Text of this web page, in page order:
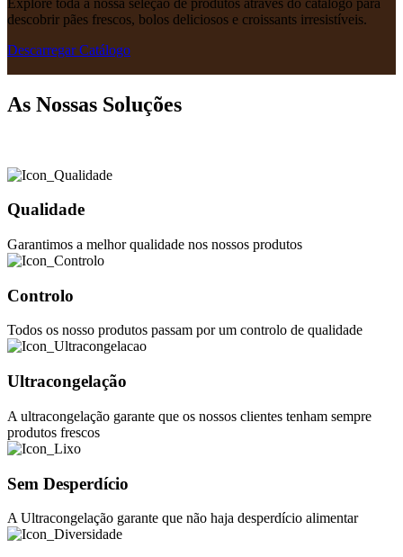
descobrir pães frescos, bolos deliciosos e croissants irresistíveis.
Descarregar Catálogo
As Nossas Soluções
Qualidade
Garantimos a melhor qualidade nos nossos produtos
Controlo
Todos os nosso produtos passam por um controlo de qualidade
Ultracongelação
A ultracongelação garante que os nossos clientes tenham sempre
produtos frescos
Sem Desperdício
A Ultracongelação garante que não haja desperdício alimentar